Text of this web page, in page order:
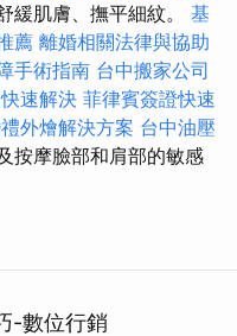
緩肌膚、撫平細紋。 基
薦 離婚相關法律與協助
手術指南 台中搬家公司
速解決 菲律賓簽證快速
外燴解決方案 台中油壓
按摩臉部和肩部的敏感
-數位行銷